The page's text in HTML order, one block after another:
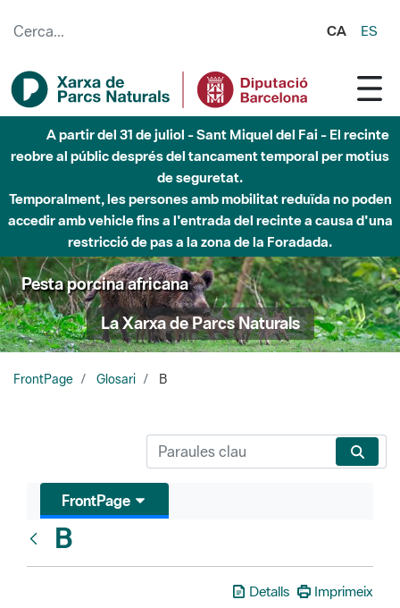
CA ES
A partir del 31 de juliol - Sant Miquel del Fai - El recinte
reobre al públic després del tancament temporal per motius
de seguretat.
Temporalment, les persones amb mobilitat reduïda no poden
accedir amb vehicle fins a l'entrada del recinte a causa d'una
restricció de pas a la zona de la Foradada.
Pesta porcina africana
La Xarxa de Parcs Naturals
FrontPage Glosari B
FrontPage
B
Detalls Imprimeix